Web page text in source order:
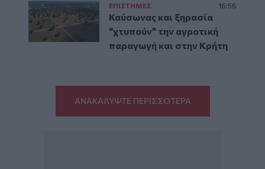
ΕΠΙΣΤΗΜΕΣ 16:56
Καύσωνας και ξηρασία
"χτυπούν" την αγροτική
παραγωγή και στην Κρήτη
ΑΝΑΚΑΛΥΨΤΕ ΠΕΡΙΣΣΟΤΕΡΑ